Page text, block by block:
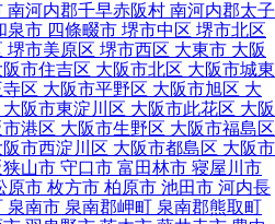
南河内郡千早赤阪村 南河内郡太子
泉市 四條畷市 堺市中区 堺市北区
堺市美原区 堺市西区 大東市 大阪
阪市住吉区 大阪市北区 大阪市城東
区 大阪市平野区 大阪市旭区 大
大阪市東淀川区 大阪市此花区 大阪
市港区 大阪市生野区 大阪市福島区
阪市西淀川区 大阪市都島区 大阪市
狭山市 守口市 富田林市 寝屋川市
原市 枚方市 柏原市 池田市 河内長
泉南市 泉南郡岬町 泉南郡熊取町